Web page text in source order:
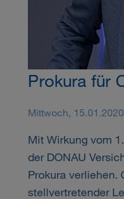
Prokura für
Mittwoch, 15.01.2020
Mit Wirkung vom
der DONAU
Prokura verliehen.
stellvertretender